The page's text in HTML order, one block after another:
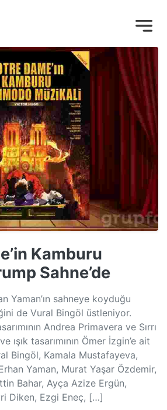
Kamburu
Sahne’de
Yaman’ın sahneye koyduğu
de Vural Bingöl üstleniyor.
Andrea Primavera ve Sırrı
ışık tasarımının Ömer İzgin’e ait
Bingöl, Kamala Mustafayeva,
Yaman, Murat Yaşar Özdemir,
Bahar, Ayça Azize Ergün,
Diken, Ezgi Eneç, […]